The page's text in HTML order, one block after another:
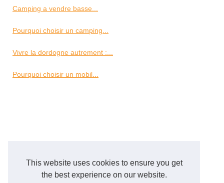
This website uses cookies to ensure you get
the best experience on our website.
Camping a vendre basse...
Pourquoi choisir un camping...
Vivre la dordogne autrement :...
Pourquoi choisir un mobil...